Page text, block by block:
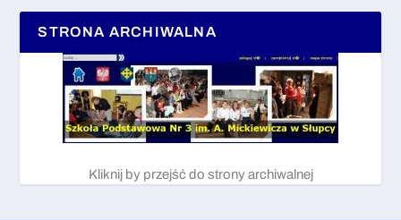
STRONA ARCHIWALNA
Kliknij by przejść do strony archiwalnej